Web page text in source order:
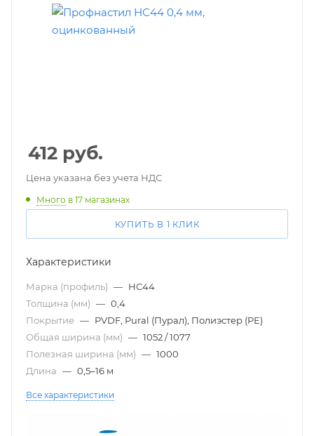
412 руб.
Цена указана без учета НДС
Много в 17 магазинах
КУПИТЬ В 1 КЛИК
Характеристики
Марка (профиль) — НС44
Толщина (мм) — 0,4
Покрытие — PVDF, Pural (Пурал), Полиэстер (PE)
Общая ширина (мм) — 1052 / 1077
Полезная ширина (мм) — 1000
Длина — 0,5–16 м
Все характеристики